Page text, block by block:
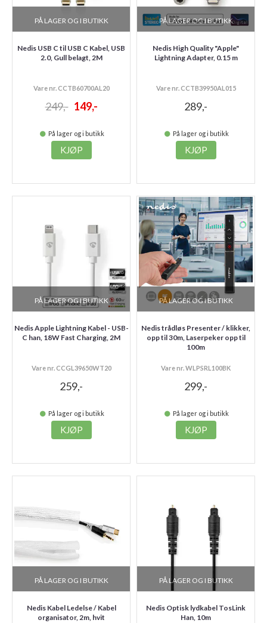
PÅ LAGER OG I BUTIKK
Nedis USB C til USB C Kabel, USB
2.0, Gull belagt, 2M
Vare nr. CCTB60700AL20
249,- 149,-
På lager og i butikk
KJØP
PÅ LAGER OG I BUTIKK
Nedis High Quality "Apple"
Lightning Adapter, 0.15 m
Vare nr. CCTB39950AL015
289,-
På lager og i butikk
KJØP
PÅ LAGER OG I BUTIKK
Nedis Apple Lightning Kabel - USB-
C han, 18W Fast Charging, 2M
Vare nr. CCGL39650WT20
259,-
På lager og i butikk
KJØP
PÅ LAGER OG I BUTIKK
Nedis trådløs Presenter / klikker,
opp til 30m, Laserpeker opp til
100m
Vare nr. WLPSRL100BK
299,-
På lager og i butikk
KJØP
PÅ LAGER OG I BUTIKK
Nedis Kabel Ledelse / Kabel
organisator, 2m, hvit
PÅ LAGER OG I BUTIKK
Nedis Optisk lydkabel TosLink
Han, 10m